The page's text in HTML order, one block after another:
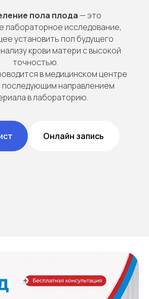
пола плода — это
лабораторное исследование,
установить пол будущего
крови матери с высокой
точностью.
в медицинском центре
последующим направлением
в лабораторию.
Онлайн запись